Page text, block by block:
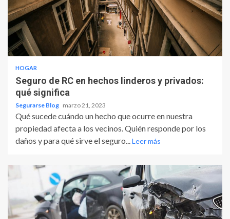
HOGAR
Seguro de RC en hechos linderos y privados:
qué significa
Segurarse Blog marzo 21, 2023
Qué sucede cuándo un hecho que ocurre en nuestra
propiedad afecta a los vecinos. Quién responde por los
daños y para qué sirve el seguro...Leer más